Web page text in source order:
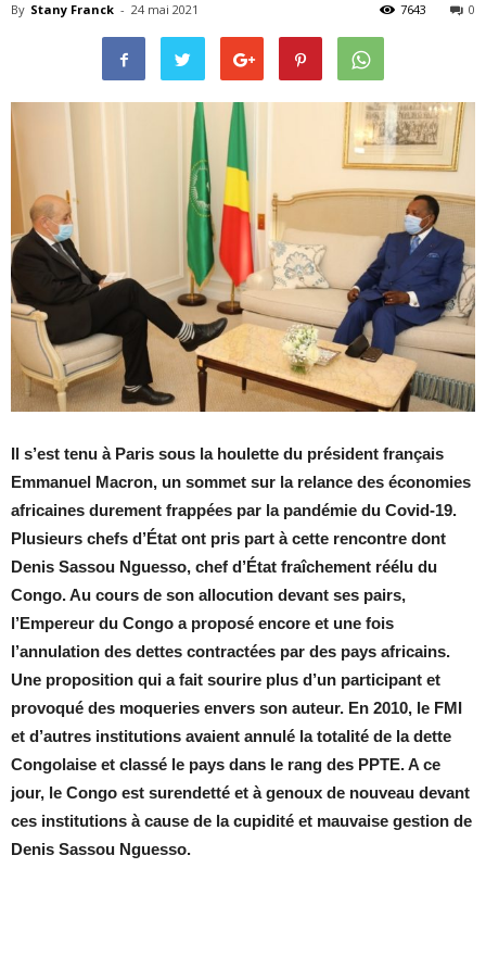
By Stany Franck - 24 mai 2021 0
7643
Il s’est tenu à Paris sous la houlette du président français
Emmanuel Macron, un sommet sur la relance des économies
africaines durement frappées par la pandémie du Covid-19.
Plusieurs chefs d’État ont pris part à cette rencontre dont
Denis Sassou Nguesso, chef d’État fraîchement réélu du
Congo. Au cours de son allocution devant ses pairs,
l’Empereur du Congo a proposé encore et une fois
l’annulation des dettes contractées par des pays africains.
Une proposition qui a fait sourire plus d’un participant et
provoqué des moqueries envers son auteur. En 2010, le FMI
et d’autres institutions avaient annulé la totalité de la dette
Congolaise et classé le pays dans le rang des PPTE. A ce
jour, le Congo est surendetté et à genoux de nouveau devant
ces institutions à cause de la cupidité et mauvaise gestion de
Denis Sassou Nguesso.